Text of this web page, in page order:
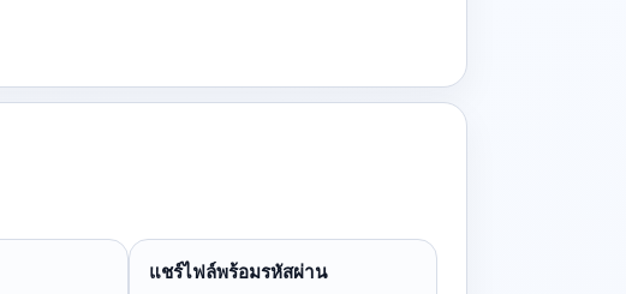
แชร์ไฟล์พร้อมรหัสผ่าน